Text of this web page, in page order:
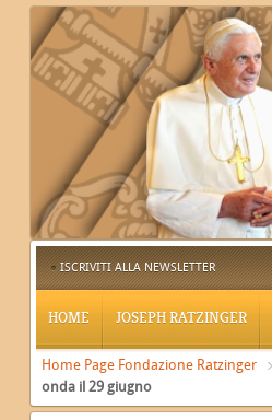
ISCRIVITI ALLA NEWSLETTER
HOME JOSEPH RATZINGER
Home Page Fondazione Ratzinger
onda il 29 giugno